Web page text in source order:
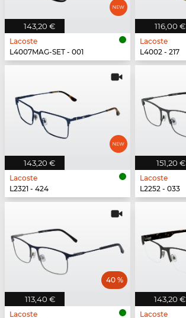
143,20 €
Lacoste
L4007MAG-SET - 001
116,00 €
Lacoste
L4002 - 217
143,20 €
Lacoste
L2321 - 424
151,20 €
Lacoste
L2252 - 033
113,40 €
40 %
Lacoste
143,20 €
Lacoste